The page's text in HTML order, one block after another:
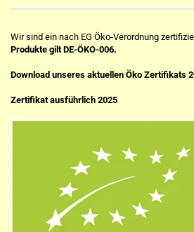
Wir sind ein nach EG Öko-Verordnung
Produkte gilt DE-ÖKO-006.
Download unseres aktuellen Öko Zertifikats
Zertifikat ausführlich 2025